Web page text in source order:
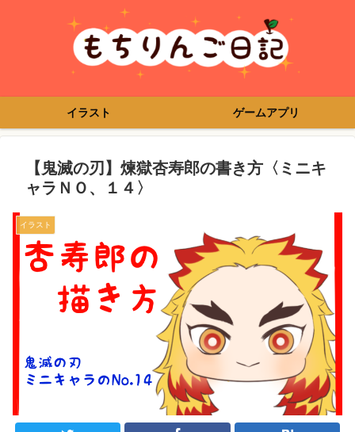
イラスト ゲームアプリ
【鬼滅の刃】煉獄杏寿郎の書き方〈ミニキ
ャラＮＯ、１４〉
イラスト